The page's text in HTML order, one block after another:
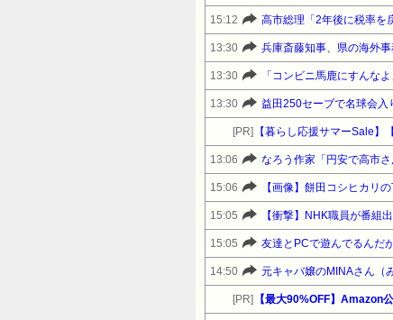
15:12 高市総理「2年後に税率を
13:30 兵庫斎藤知事、県の海外
13:30 「コンビニ馬鹿にすんな
13:30 益田250セーブで名球会
[PR]
13:06 なろう作家「円安で高市
15:06 【画像】餅田コシヒカリ
15:05 【衝撃】NHK職員が番組
15:05 友達とPCで遊んでるんだ
14:50 元キャバ嬢のMINAさん（
[PR]